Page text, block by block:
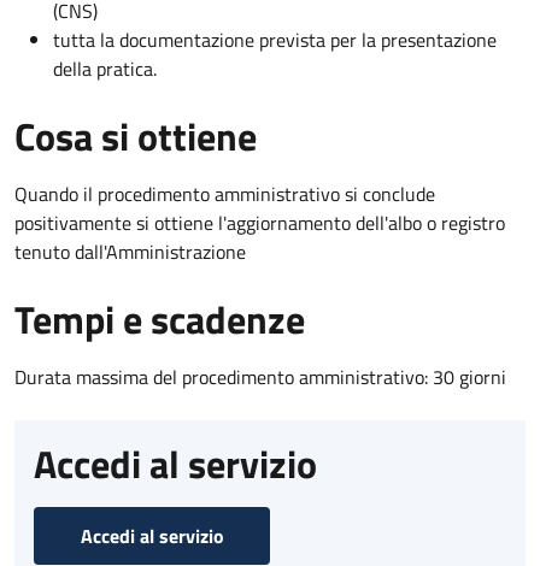
(CNS)
tutta la documentazione prevista per la presentazione
della pratica.
Cosa si ottiene
Quando il procedimento amministrativo si conclude
positivamente si ottiene l'aggiornamento dell'albo o registro
tenuto dall'Amministrazione
Tempi e scadenze
Durata massima del procedimento amministrativo: 30 giorni
Accedi al servizio
Accedi al servizio